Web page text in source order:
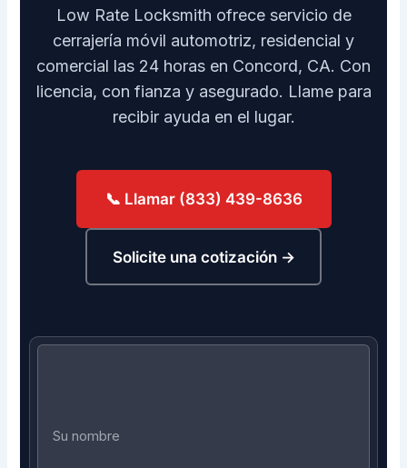
Low Rate Locksmith ofrece servicio de
cerrajería móvil automotriz, residencial y
comercial las 24 horas en Concord, CA. Con
licencia, con fianza y asegurado. Llame para
recibir ayuda en el lugar.
📞 Llamar (833) 439-8636
Solicite una cotización →